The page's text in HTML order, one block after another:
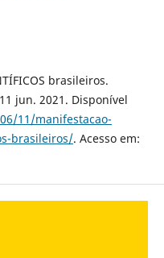
brasileiros.
jun. 2021. Disponível
11/manifestacao-
brasileiros/. Acesso em: